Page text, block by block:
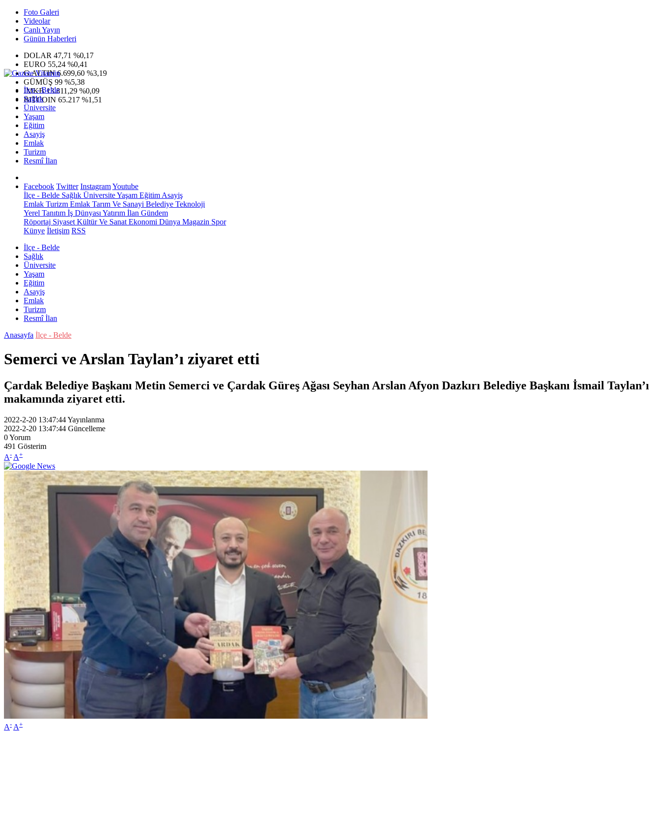
Foto Galeri
Videolar
Canlı Yayın
Günün Haberleri
DOLAR 47,71 %0,17
EURO 55,24 %0,41
G.ALTIN6.699,60 %3,19
GÜMÜŞ 99 %5,38
IMKB13.811,29 %0,09
BITCOIN 65.217 %1,51
İlçe - Belde
Sağlık
Üniversite
Yaşam
Eğitim
Asayiş
Emlak
Turizm
Resmî İlan
Facebook Twitter InstagramYoutube
İlçe - Belde Sağlık ÜniversiteYaşam Eğitim Asayiş
Emlak Turizm Emlak Tarım Ve Sanayi Belediye Teknoloji
Yerel Tanıtım İş Dünyası Yatırım İlan Gündem
Röportaj Siyaset Kültür Ve Sanat Ekonomi Dünya Magazin Spor
Künye İletişim RSS
İlçe - Belde
Sağlık
Üniversite
Yaşam
Eğitim
Asayiş
Emlak
Turizm
Resmî İlan
Anasayfa İlçe - Belde
Semerci ve Arslan Taylan’ı ziyaret etti
Çardak Belediye Başkanı Metin Semerci ve Çardak Güreş Ağası Seyhan Arslan Afyon Dazkırı Belediye Başkanı İsmail Taylan’ı
makamında ziyaret etti.
2022-2-20 13:47:44Yayınlanma
2022-2-20 13:47:44 Güncelleme
0Yorum
491 Gösterim
A- A+
A- A+